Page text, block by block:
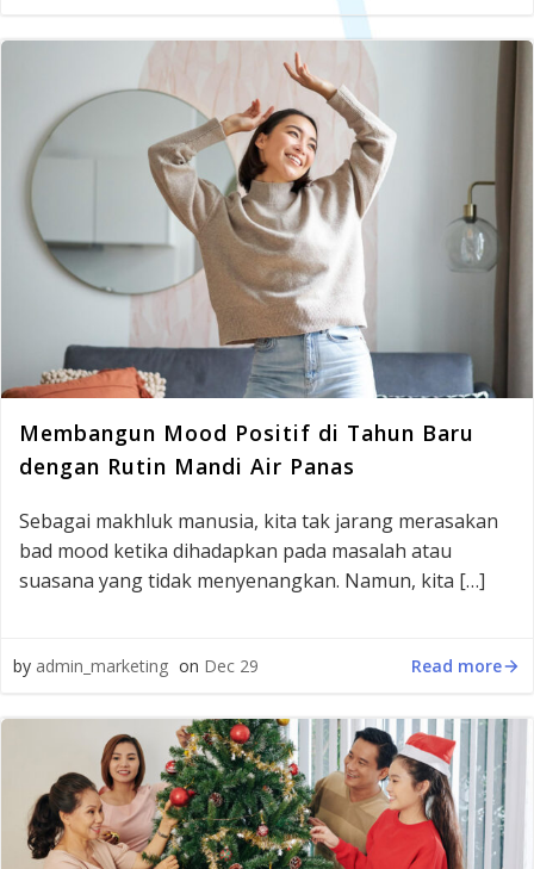
Membangun Mood Positif di Tahun Baru
dengan Rutin Mandi Air Panas
Sebagai makhluk manusia, kita tak jarang merasakan
bad mood ketika dihadapkan pada masalah atau
suasana yang tidak menyenangkan. Namun, kita […]
by admin_marketing on Dec 29 Read more